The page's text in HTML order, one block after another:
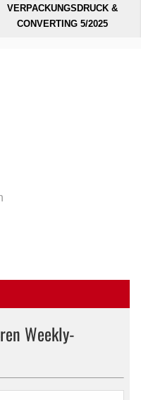
VERPACKUNGSDRUCK &
CONVERTING 5/2025
Weekly-